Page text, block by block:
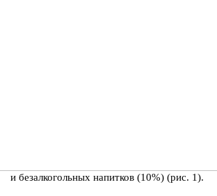
и безалкогольных напитков (10%) (рис. 1).